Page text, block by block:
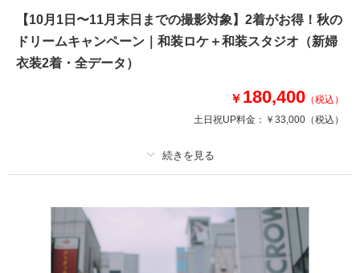
・全データ（基本補正）
・衣装（新郎新婦）
・新婦ヘアメイク（1着分のみ）
※トップシーズン（11月20日～12月10日）撮影の場合は別途22,000円追加
【10月1日〜11月末日までの撮影対象】2着がお得！秋の
ドリームキャンペーン｜和装ロケ＋和装スタジオ（新婦
衣装2着・全データ）
￥ 180,400 （税込）
土日祝UP料金： ￥33,000 （税込）
新婦衣装2着 新郎衣装1着
着付け ヘアメイク 小物一式
アルバム データ 150 カット 台紙付写真